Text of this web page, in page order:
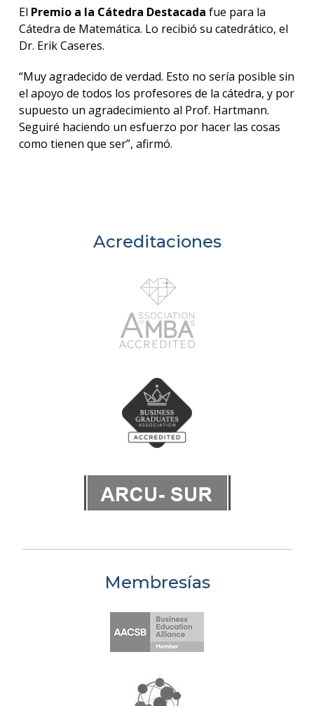
El Premio a la Cátedra Destacada fue para la
Cátedra de Matemática. Lo recibió su catedrático, el
Dr. Erik Caseres.
“Muy agradecido de verdad. Esto no sería posible sin
el apoyo de todos los profesores de la cátedra, y por
supuesto un agradecimiento al Prof. Hartmann.
Seguiré haciendo un esfuerzo por hacer las cosas
como tienen que ser”, afirmó.
Acreditaciones
Membresías